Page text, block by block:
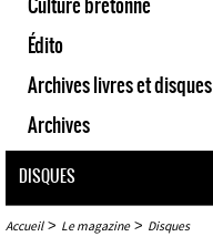
Édito
Archives livres et disques
Archives
DISQUES
Accueil> Le magazine> Disques